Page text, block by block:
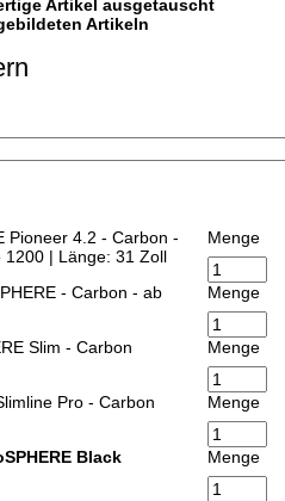
Artikel ausgetauscht
Artikeln
Pioneer 4.2 - Carbon -
1200 | Länge: 31 Zoll
Menge
- Carbon - ab
Menge
Slim - Carbon Menge
Pro - Carbon Menge
Black
Menge